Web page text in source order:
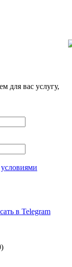
для вас услугу,
условиями
в Telegram